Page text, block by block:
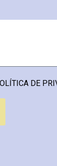
DE